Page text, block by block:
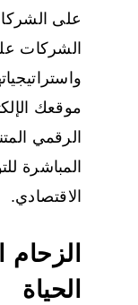
على
الشركات
موقعك
الرقمي
المباشرة
الاقتصادي.
الحياة